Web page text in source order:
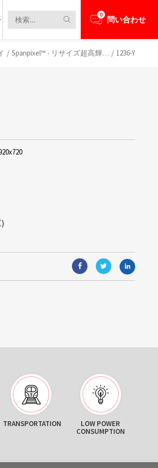
軽量構造、そして
るで空中に浮か
。モジュール式
し、光や視界を
ーウィンドウ、展
など、美しさと
ィングソリュー
、顧客の様々なニ
であり続けてお
部分が1,000 nit
らゆる照明条件
いて話し合う
ますが、当社の提
調整、カスタム
0 問い合わせ
/ Spanpixel™ - リサイズ超高輝度液晶パネル / 1236-Y
TRANSPORTATION
LOW POWER
CONSUMPTION